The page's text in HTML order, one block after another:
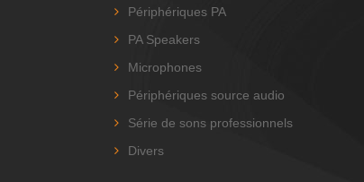
Périphériques PA
PA Speakers
Microphones
Périphériques source audio
Série de sons professionnels
Divers